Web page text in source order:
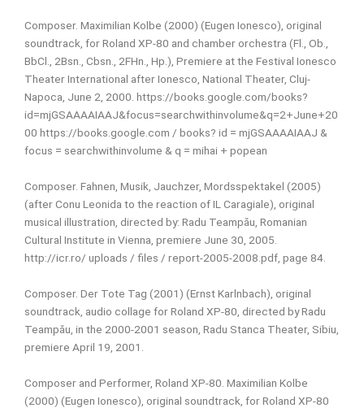
Composer. Maximilian Kolbe (2000) (Eugen Ionesco), original
soundtrack, for Roland XP-80 and chamber orchestra (Fl., Ob.,
BbCl., 2Bsn., Cbsn., 2FHn., Hp.), Premiere at the Festival Ionesco
Theater International after Ionesco, National Theater, Cluj-
Napoca, June 2, 2000. https://books.google.com/books?
id=mjGSAAAAIAAJ&focus=searchwithinvolume&q=2+June+20
00 https://books.google.com / books? id = mjGSAAAAIAAJ &
focus = searchwithinvolume & q = mihai + popean
Composer. Fahnen, Musik, Jauchzer, Mordsspektakel (2005)
(after Conu Leonida to the reaction of IL Caragiale), original
musical illustration, directed by: Radu Teampău, Romanian
Cultural Institute in Vienna, premiere June 30, 2005.
http://icr.ro/ uploads / files / report-2005-2008.pdf, page 84.
Composer. Der Tote Tag (2001) (Ernst Karlnbach), original
soundtrack, audio collage for Roland XP-80, directed by Radu
Teampău, in the 2000-2001 season, Radu Stanca Theater, Sibiu,
premiere April 19, 2001.
Composer and Performer, Roland XP-80. Maximilian Kolbe
(2000) (Eugen Ionesco), original soundtrack, for Roland XP-80